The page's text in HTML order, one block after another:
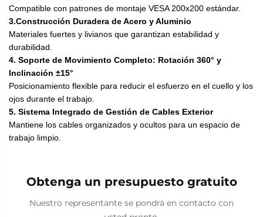
Compatible con patrones de montaje VESA 200x200 estándar.
3.Construcción Duradera de Acero y Aluminio
Materiales fuertes y livianos que garantizan estabilidad y
durabilidad.
4. Soporte de Movimiento Completo: Rotación 360° y
Inclinación ±15°
Posicionamiento flexible para reducir el esfuerzo en el cuello y los
ojos durante el trabajo.
5. Sistema Integrado de Gestión de Cables Exterior
Mantiene los cables organizados y ocultos para un espacio de
trabajo limpio.
Obtenga un presupuesto gratuito
Nuestro representante se pondrá en contacto con